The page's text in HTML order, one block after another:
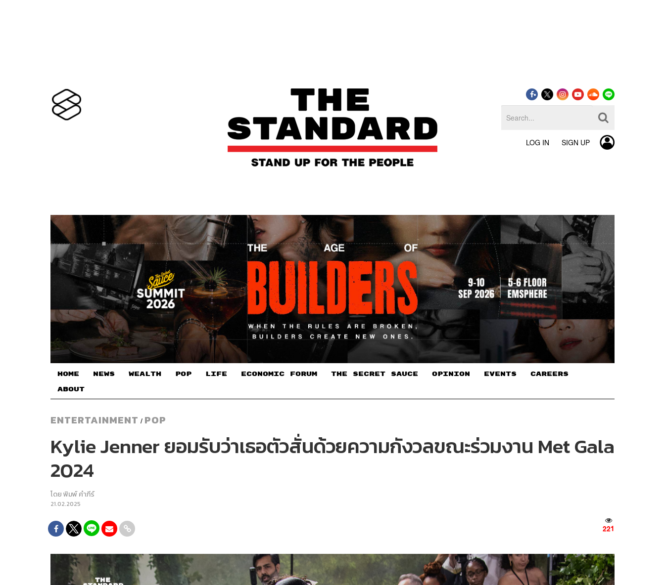
LOG IN SIGN UP
HOME NEWS WEALTH POP LIFE ECONOMIC FORUM THE SECRET SAUCE​ OPINION EVENTS CAREERS
ABOUT
ENTERTAINMENT / POP
Kylie Jenner ยอมรับว่าเธอตัวสั่นด้วยความกังวลขณะร่วมงาน Met Gala
2024
โดยพิมพ์ คำภีร์
21.02.2025
221